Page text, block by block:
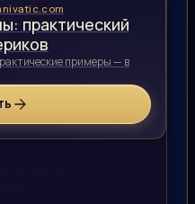
практический
примеры — в